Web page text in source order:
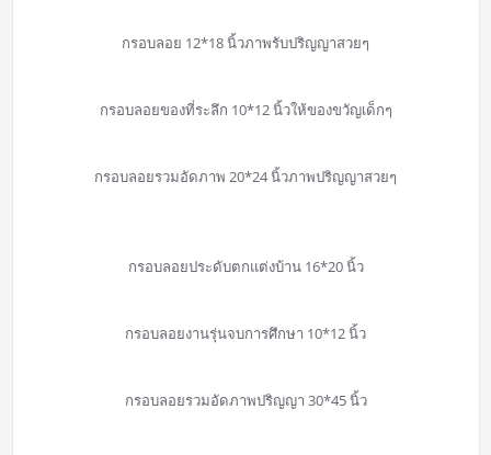
กรอบลอย 12*18 นิ้วภาพรับปริญญาสวยๆ
กรอบลอยของที่ระลึก 10*12 นิ้วให้ของขวัญเด็กๆ
กรอบลอยรวมอัดภาพ 20*24 นิ้วภาพปริญญาสวยๆ
กรอบลอยประดับตกแต่งบ้าน 16*20 นิ้ว
กรอบลอยงานรุ่นจบการศึกษา 10*12 นิ้ว
กรอบลอยรวมอัดภาพปริญญา 30*45 นิ้ว